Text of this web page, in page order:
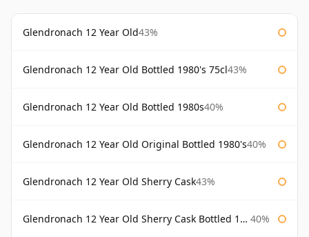
Glendronach 12 Year Old43%
Glendronach 12 Year Old Bottled 1980's 75cl43%
Glendronach 12 Year Old Bottled 1980s40%
Glendronach 12 Year Old Original Bottled 1980's40%
Glendronach 12 Year Old Sherry Cask43%
Glendronach 12 Year Old Sherry Cask Bottled 1980s 40%